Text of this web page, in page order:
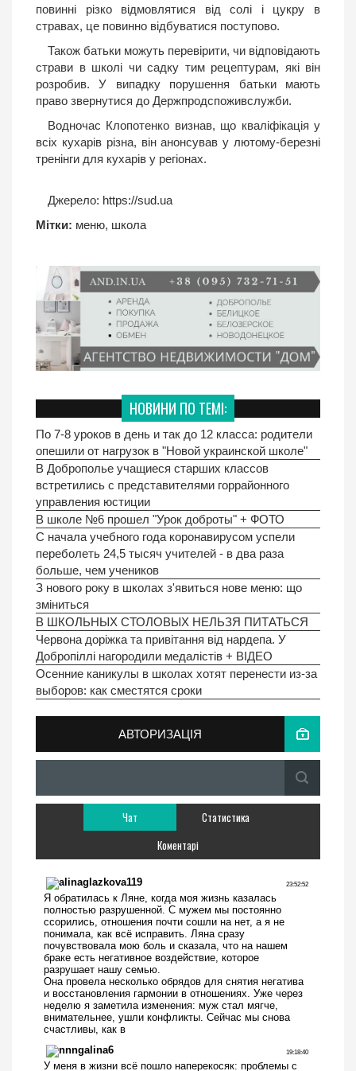
повинні різко відмовлятися від солі і цукру в
стравах, це повинно відбуватися поступово.
Також батьки можуть перевірити, чи відповідають
страви в школі чи садку тим рецептурам, які він
розробив. У випадку порушення батьки мають
право звернутися до Держпродспоживслужби.
Водночас Клопотенко визнав, що кваліфікація у
всіх кухарів різна, він анонсував у лютому-березні
тренінги для кухарів у регіонах.
Джерело: https://sud.ua
Мітки: меню, школа
НОВИНИ ПО ТЕМІ:
По 7-8 уроков в день и так до 12 класса: родители
опешили от нагрузок в "Новой украинской школе"
В Доброполье учащиеся старших классов
встретились с представителями горрайонного
управления юстиции
В школе №6 прошел "Урок доброты" + ФОТО
С начала учебного года коронавирусом успели
переболеть 24,5 тысяч учителей - в два раза
больше, чем учеников
З нового року в школах з'явиться нове меню: що
зміниться
В ШКОЛЬНЫХ СТОЛОВЫХ НЕЛЬЗЯ ПИТАТЬСЯ
Червона доріжка та привітання від нардепа. У
Добропіллі нагородили медалістів + ВIДЕО
Осенние каникулы в школах хотят перенести из-за
выборов: как сместятся сроки
АВТОРИЗАЦІЯ
Чат
Статистика
Коментарі